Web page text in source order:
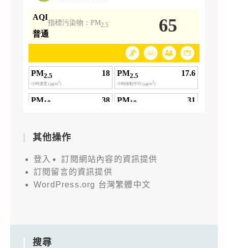
其他操作
登入
訂閱網站內容的資訊提供
訂閱留言的資訊提供
WordPress.org 台灣繁體中文
搜尋